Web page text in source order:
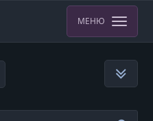
МЕНЮ